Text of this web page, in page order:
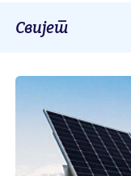
Свијет